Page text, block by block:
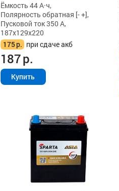
Ёмкость 44 А·ч,
Полярность обратная [- +],
Пусковой ток 350 А,
187x129x220
175р. при сдаче акб
187р.
Купить